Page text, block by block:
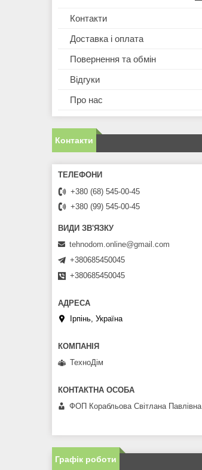
Контакти
Доставка і оплата
Повернення та обмін
Відгуки
Про нас
Контакти
+380 (68) 545-00-45
+380 (99) 545-00-45
tehnodom.online@gmail.com
+380685450045
+380685450045
Ірпінь, Україна
ТехноДім
ФОП Корабльова Світлана Павлівна
Графік роботи